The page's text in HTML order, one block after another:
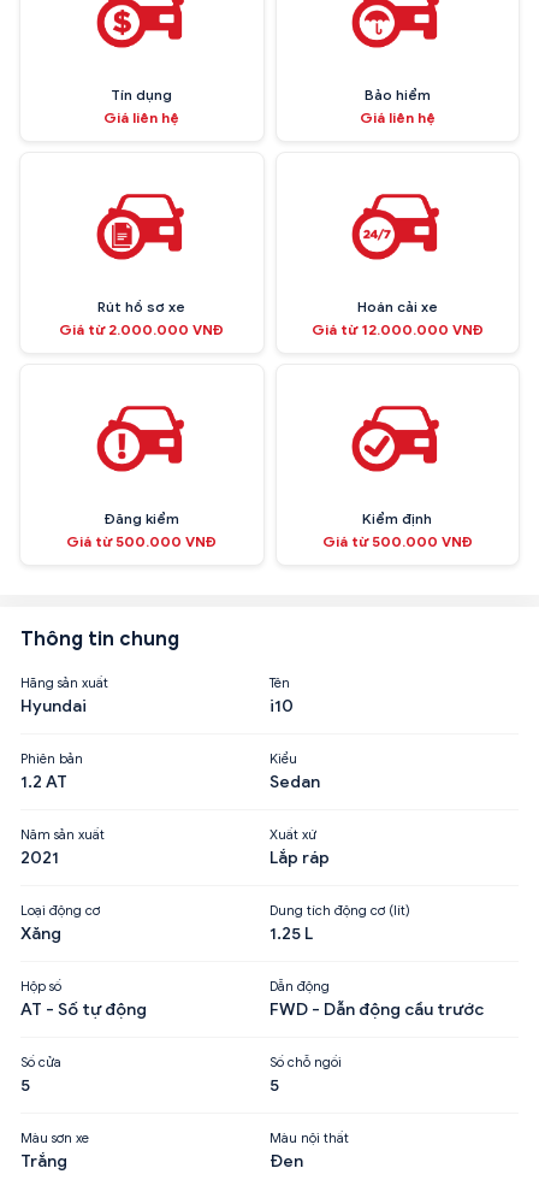
Tín dụng
Giá liên hệ
Bảo hiểm
Giá liên hệ
Rút hồ sơ xe
Giá từ 2.000.000 VNĐ
Hoán cải xe
Giá từ 12.000.000 VNĐ
Đăng kiểm
Giá từ 500.000 VNĐ
Kiểm định
Giá từ 500.000 VNĐ
Thông tin chung
Hãng sản xuất
Hyundai
Tên
i10
Phiên bản
1.2 AT
Kiểu
Sedan
Năm sản xuất
2021
Xuất xứ
Lắp ráp
Loại động cơ
Xăng
Dung tích động cơ (lít)
1.25 L
Hộp số
AT - Số tự động
Dẫn động
FWD - Dẫn động cầu trước
Số cửa
5
Số chỗ ngồi
5
Màu sơn xe
Trắng
Màu nội thất
Đen